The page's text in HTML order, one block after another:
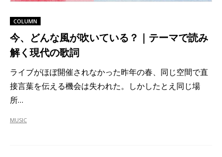
COLUMN
今、どんな風が吹いている？｜テーマで読み
解く現代の歌詞
ライブがほぼ開催されなかった昨年の春、同じ空間で直
接言葉を伝える機会は失われた。しかしたとえ同じ場
所…
MUSIC